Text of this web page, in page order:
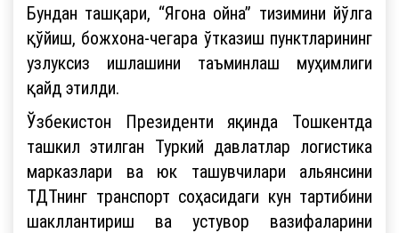
Бундан ташқари, “Ягона ойна” тизимини йўлга
қўйиш, божхона-чегара ўтказиш пунктларининг
узлуксиз ишлашини таъминлаш муҳимлиги
қайд этилди.
Ўзбекистон Президенти яқинда Тошкентда
ташкил этилган Туркий давлатлар логистика
марказлари ва юк ташувчилари альянсини
ТДТнинг транспорт соҳасидаги кун тартибини
шакллантириш ва устувор вазифаларини